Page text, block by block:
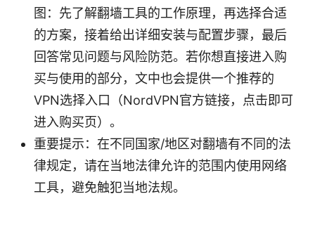
图：先了解翻墙工具的工作原理，再选择合适
的方案，接着给出详细安装与配置步骤，最后
回答常见问题与风险防范。若你想直接进入购
买与使用的部分，文中也会提供一个推荐的
VPN选择入口（NordVPN官方链接，点击即可
进入购买页）。
重要提示：在不同国家/地区对翻墙有不同的法
律规定，请在当地法律允许的范围内使用网络
工具，避免触犯当地法规。